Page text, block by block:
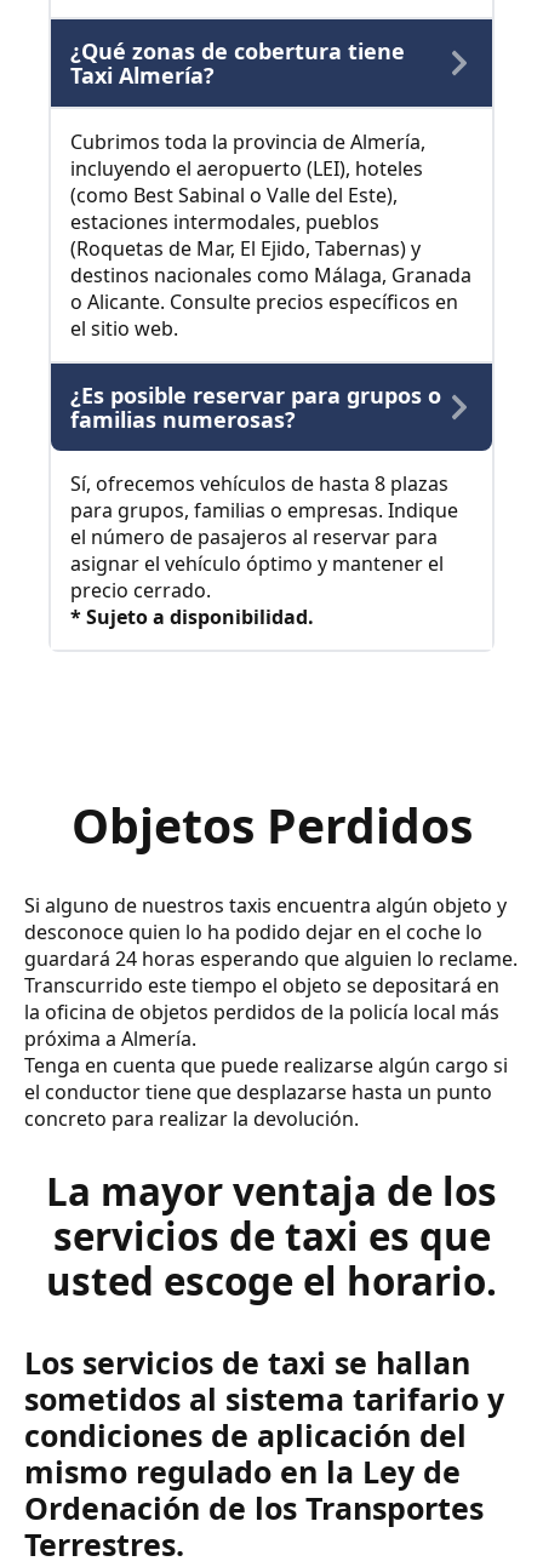
¿Qué zonas de cobertura tiene
Taxi Almería?
Cubrimos toda la provincia de Almería,
incluyendo el aeropuerto (LEI), hoteles
(como Best Sabinal o Valle del Este),
estaciones intermodales, pueblos
(Roquetas de Mar, El Ejido, Tabernas) y
destinos nacionales como Málaga, Granada
o Alicante. Consulte precios específicos en
el sitio web.
¿Es posible reservar para grupos o
familias numerosas?
Sí, ofrecemos vehículos de hasta 8 plazas
para grupos, familias o empresas. Indique
el número de pasajeros al reservar para
asignar el vehículo óptimo y mantener el
precio cerrado.
* Sujeto a disponibilidad.
Objetos Perdidos
Si alguno de nuestros taxis encuentra algún objeto y
desconoce quien lo ha podido dejar en el coche lo
guardará 24 horas esperando que alguien lo reclame.
Transcurrido este tiempo el objeto se depositará en
la oficina de objetos perdidos de la policía local más
próxima a Almería.
Tenga en cuenta que puede realizarse algún cargo si
el conductor tiene que desplazarse hasta un punto
concreto para realizar la devolución.
La mayor ventaja de los
servicios de taxi es que
usted escoge el horario.
Los servicios de taxi se hallan
sometidos al sistema tarifario y
condiciones de aplicación del
mismo regulado en la Ley de
Ordenación de los Transportes
Terrestres.